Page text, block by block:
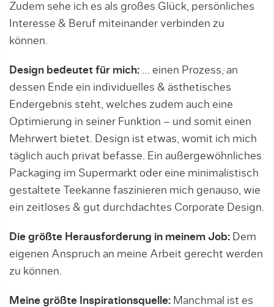
Zudem sehe ich es als großes Glück, persönliches
Interesse & Beruf miteinander verbinden zu
können.
Design bedeutet für mich: … einen Prozess, an
dessen Ende ein individuelles & ästhetisches
Endergebnis steht, welches zudem auch eine
Optimierung in seiner Funktion – und somit einen
Mehrwert bietet. Design ist etwas, womit ich mich
täglich auch privat befasse. Ein außergewöhnliches
Packaging im Supermarkt oder eine minimalistisch
gestaltete Teekanne faszinieren mich genauso, wie
ein zeitloses & gut durchdachtes Corporate Design.
Die größte Herausforderung in meinem Job: Dem
eigenen Anspruch an meine Arbeit gerecht werden
zu können.
Meine größte Inspirationsquelle: Manchmal ist es